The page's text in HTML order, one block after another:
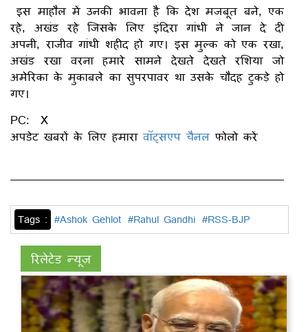
इस माहौल में उनकी भावना है कि देश मजबूत बने, एक
रहे, अखंड रहे जिसके लिए इंदिरा गांधी ने जान दे दी
अपनी, राजीव गांधी शहीद हो गए। इस मुल्क को एक रखा,
अखंड रखा वरना हमारे सामने देखते देखते रशिया जो
अमेरिका के मुकाबले का सुपरपावर था उसके चौदह टुकड़े हो
गए।
PC: X
अपडेट खबरों के लिए हमारा वॉट्सएप चैनल फोलो करें
Tags : #Ashok Gehlot #Rahul Gandhi #RSS-BJP
रिलेटेड न्यूज़